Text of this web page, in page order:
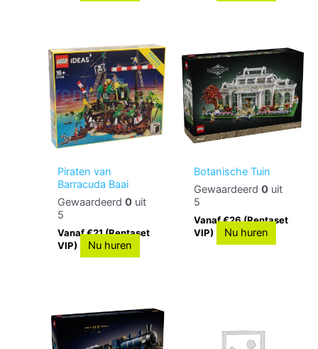
Piraten van
Barracuda Baai
Gewaardeerd0 uit
5
Vanaf €21 (Rentaset
VIP)
Nu huren
Botanische Tuin
Gewaardeerd0 uit
5
Vanaf €26 (Rentaset
VIP)
Nu huren